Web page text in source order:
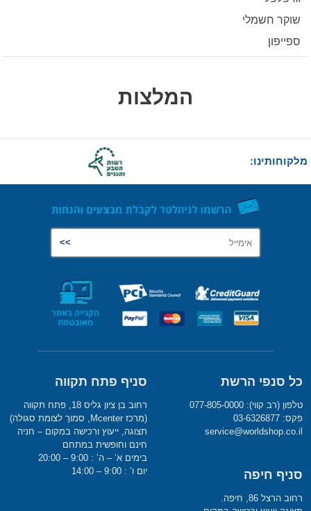
שוקר חשמלי
ספייפון
המלצות
מלקוחותינו:
כל סנפי הרשת
טלפון (רב קווי): 077-805-0000
פקס: 03-6326877
service@worldshop.co.il
סניף חיפה
רחוב הרצל 86, חיפה.
סניף פתח תקווה
רחוב בן ציון גליס 18, פתח תקווה
(מרכז Mcenter, סמוך לצומת סגולה)
תצוגה, ייעוץ ורכישה במקום – חניה
חינם וחופשית במתחם
בימים א’ – ה’ : 9:00 – 20:00
יום ו’ : 9:00 – 14:00